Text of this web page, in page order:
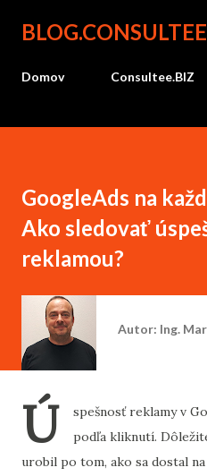
Preskočiť na
Domov Consultee.BIZ
GoogleAds na
Ako sledovať
reklamou?
Autor: Ing.
Ú
spešnosť reklamy v
podľa kliknutí.
urobil po tom, ako sa dostal